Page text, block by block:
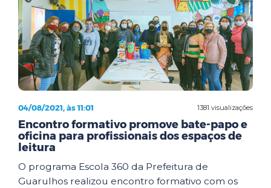
1381 visualizações
04/08/2021, às 11:01
Encontro formativo promove bate-papo e
oficina para profissionais dos espaços de
leitura
O programa Escola 360 da Prefeitura de
Guarulhos realizou encontro formativo com os